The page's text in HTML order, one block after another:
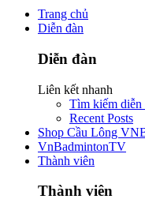
Trang chủ
Diễn đàn
Diễn đàn
Liên kết nhanh
Tìm kiếm diễn
Recent Posts
Shop Cầu Lông
VnBadmintonTV
Thành viên
Thành viên